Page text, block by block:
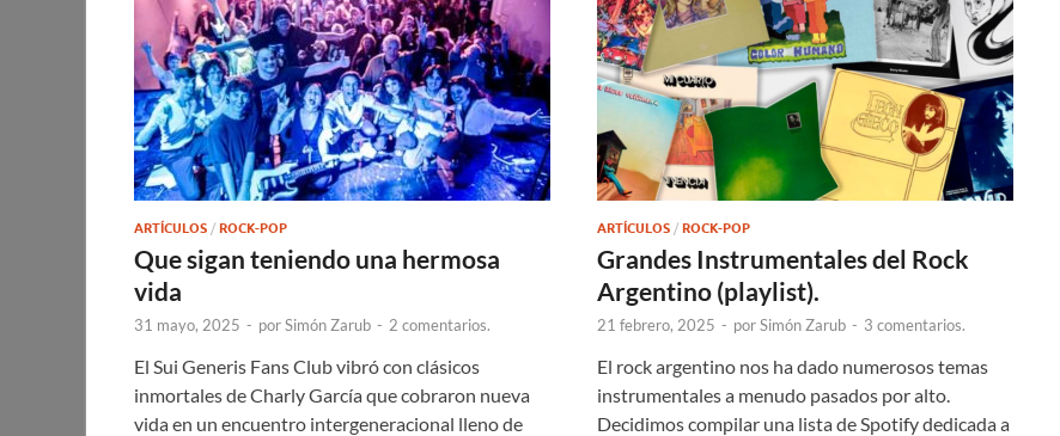
ARTÍCULOS / ROCK-POP
Que sigan teniendo una hermosa
vida
31 mayo, 2025 - porSimón Zarub - 2 comentarios.
El Sui Generis Fans Club vibró con clásicos
inmortales de Charly García que cobraron nueva
vida en un encuentro intergeneracional lleno de
ARTÍCULOS / ROCK-POP
Grandes Instrumentales del Rock
Argentino (playlist).
21 febrero, 2025 - porSimón Zarub - 3 comentarios.
El rock argentino nos ha dado numerosos temas
instrumentales a menudo pasados por alto.
Decidimos compilar una lista de Spotify dedicada a